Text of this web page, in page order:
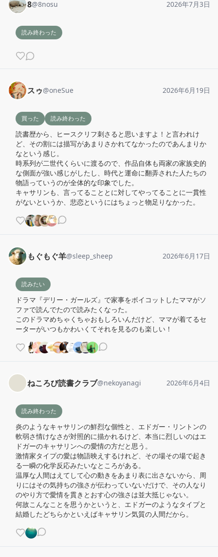
8@8nosu 2026年7月3日
読み終わった
スゥ@oneSue 2026年6月19日
買った 読み終わった
読書歴から、ヒースクリフ刺さると思いますよ！と言われけ
ど、その割には描写があまりさかれてなかったのであんまりか
なという感じ。
時系列が二世代くらいに渡るので、作品自体も両家の家族史的
な側面が強い感じがしたし、時代と運命に翻弄された人たちの
物語っていうのが全体的な印象でした。
キャサリンも、言ってることとに対してやってることに一貫性
がないというか、悲恋というにはちょっと物足りなかった。
もぐもぐ羊@sleep_sheep 2026年6月17日
読みたい
ドラマ『デリー・ガールズ』で家事をボイコットしたママがソ
ファで読んでたので読みたくなった。
このドラマめちゃくちゃおもしろいんだけど、ママが着てるセ
ーターがいつもかわいくてそれを見るのも楽しい！
ねころび読書クラブ@nekoyanagi 2026年6月4日
読み終わった
炎のようなキャサリンの鮮烈な個性と、エドガー・リントンの
軟弱さ情けなさが対照的に描かれるけど、本当に烈しいのはエ
ドガーのキャサリンへの愛情の方だと思う。
激情家タイプの愛は物語映えするけれど、その場その場で起き
る一瞬の化学反応みたいなところがある。
温厚な人間はえてして心の動きをあまり表に出さないから、周
りにはその気持ちの強さが伝わっていないだけで、その人なり
のやり方で愛情を貫きとおす心の強さは並大抵じゃない。
何故こんなことを思うかというと、エドガーのようなタイプと
結婚したどちらかといえばキャサリン気質の人間だから。